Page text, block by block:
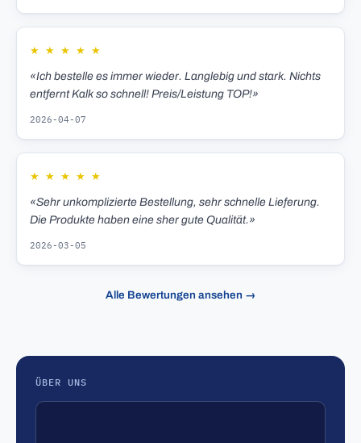
★ ★ ★ ★ ★
«Ich bestelle es immer wieder. Langlebig und stark. Nichts
entfernt Kalk so schnell! Preis/Leistung TOP!»
2026-04-07
★ ★ ★ ★ ★
«Sehr unkomplizierte Bestellung, sehr schnelle Lieferung.
Die Produkte haben eine sher gute Qualität.»
2026-03-05
Alle Bewertungen ansehen →
ÜBER UNS